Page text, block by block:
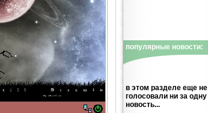
популярные новости:
в этом разделе еще не
голосовали ни за одну
новость...